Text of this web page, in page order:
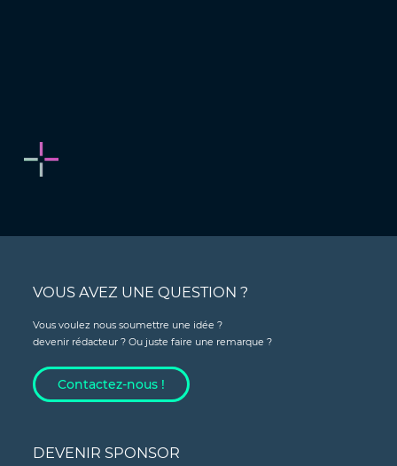
VOUS AVEZ UNE QUESTION ?
Vous voulez nous soumettre une idée ?
devenir rédacteur ? Ou juste faire une remarque ?
Contactez-nous !
DEVENIR SPONSOR